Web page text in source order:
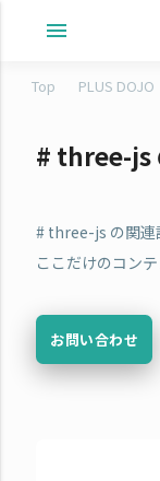
menu
Top PLUS DOJO
# three-js
# three-js の関連
ここだけのコン
お問い合わせ